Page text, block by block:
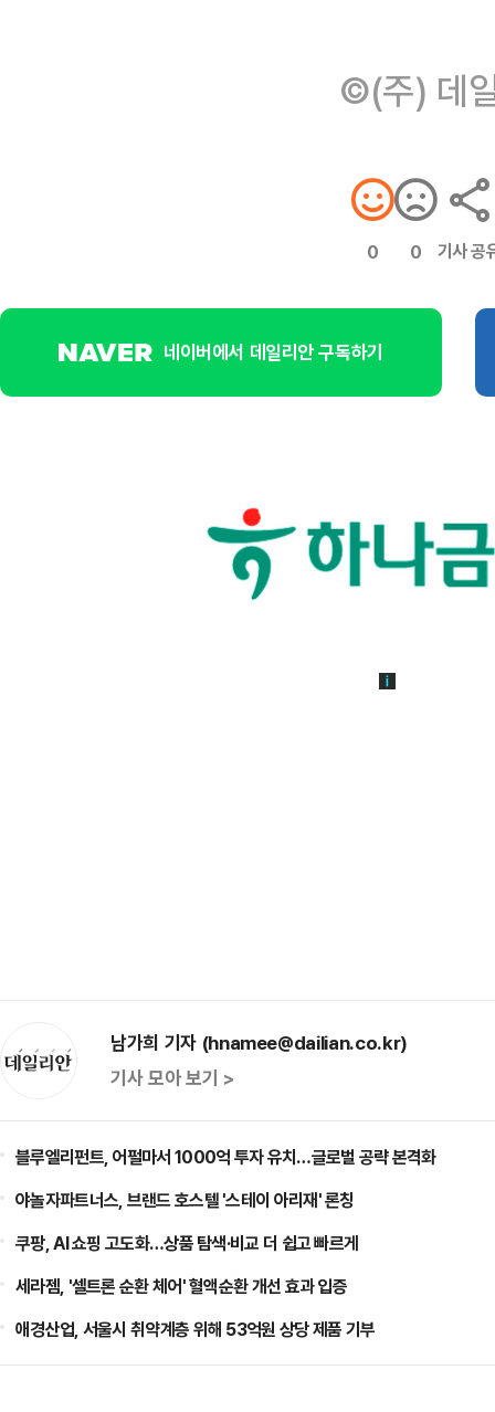
©(주) 데
0 0 기사 공
네이버에서 데일리안 구독하기
남가희 기자 (hnamee@dailian.co.kr)
기사 모아 보기 >
블루엘리펀트, 어펄마서 1000억 투자 유치…글로벌 공략 본격화
야놀자파트너스, 브랜드 호스텔 '스테이 아리재' 론칭
쿠팡, AI 쇼핑 고도화…상품 탐색·비교 더 쉽고 빠르게
세라젬, '셀트론 순환 체어' 혈액순환 개선 효과 입증
애경산업, 서울시 취약계층 위해 53억원 상당 제품 기부